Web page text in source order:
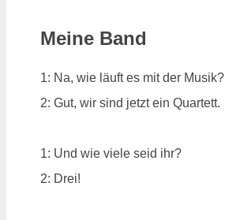
Meine Band
1: Na, wie läuft es mit der Musik?
2: Gut, wir sind jetzt ein Quartett.
1: Und wie viele seid ihr?
2: Drei!